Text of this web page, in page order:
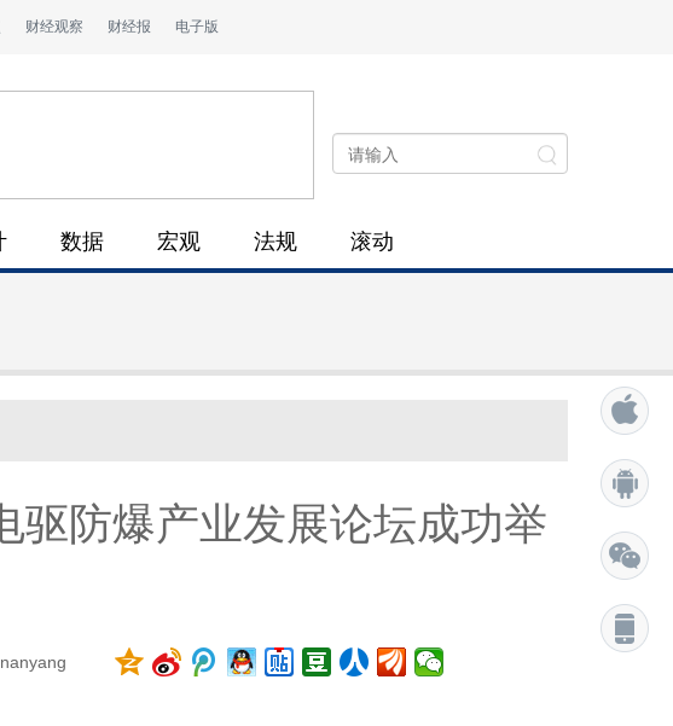
财经观察 财经报 电子版
数据 宏观 法规 滚动
防爆产业发展论坛成功举